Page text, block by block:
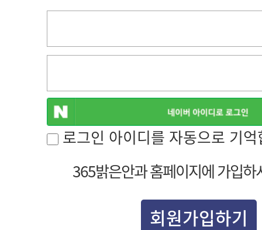
로그인 아이디를 자동으로 기
365밝은안과 홈페이지에 가입하
회원가입하기